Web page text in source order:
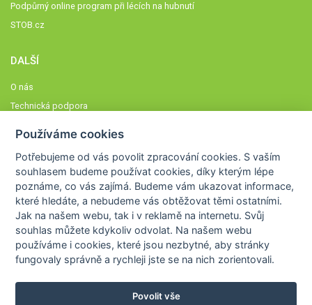
Podpůrný online program při lécích na hubnutí
STOB.cz
DALŠÍ
O nás
Technická podpora
Členové STOBklubu
Zásady nakládání s osobními údaji
Otestujte se
Spočítejte si
Výzva 52
Používáme cookies
Potřebujeme od vás povolit zpracování cookies. S vaším
souhlasem budeme používat cookies, díky kterým lépe
poznáme,co vás zajímá. Budeme vám ukazovat informace,
které hledáte, a nebudeme vás obtěžovat těmi ostatními.
Jak na našem webu, tak i v reklamě na internetu. Svůj
souhlas můžete kdykoliv odvolat. Na našem webu
používáme i cookies, které jsou nezbytné, aby stránky
fungovaly správně a rychleji jste se na nich zorientovali.
Povolit vše